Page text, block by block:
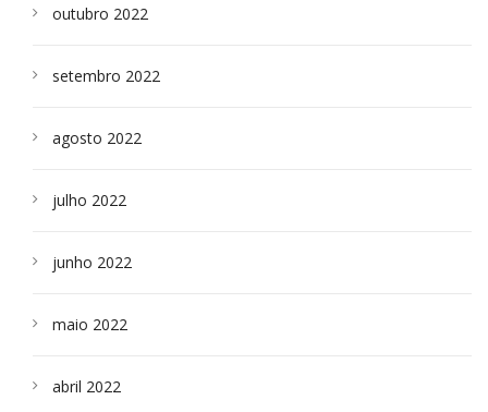
outubro 2022
setembro 2022
agosto 2022
julho 2022
junho 2022
maio 2022
abril 2022